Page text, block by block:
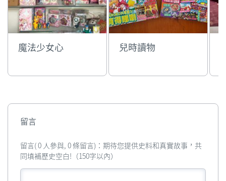
魔法少女心 兒時讀物
留言
留言( 0 人參與, 0 條留言)：期待您提供史料和真實故事，共
同填補歷史空白!（150字以內）